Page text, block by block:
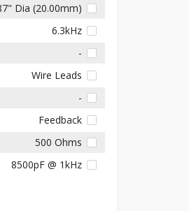
Dia (20.00mm)
6.3kHz
-
Wire Leads
-
Feedback
500 Ohms
8500pF @ 1kHz